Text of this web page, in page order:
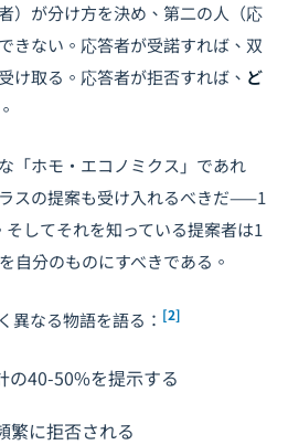
）が分け方を決め、第二の人（応
きない。応答者が受諾すれば、双
け取る。応答者が拒否すれば、 ど
。
「ホモ・エコノミクス」であれ
スの提案も受け入れるべきだ——1
そしてそれを知っている提案者は1
自分のものにすべきである。
異なる物語を語る： [2]
の40-50%を提示する
繁に拒否される